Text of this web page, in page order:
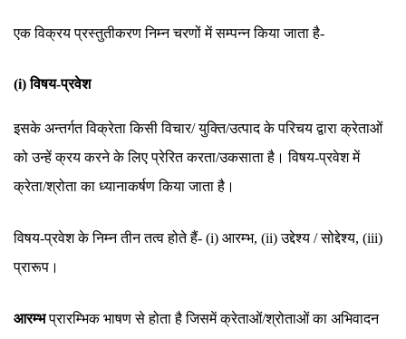
एक विक्रय प्रस्तुतीकरण निम्न चरणों में सम्पन्न किया जाता है-
(i) विषय-प्रवेश
इसके अन्तर्गत विक्रेता किसी विचार/ युक्ति/उत्पाद के परिचय द्वारा क्रेताओं
को उन्हें क्रय करने के लिए प्रेरित करता/उकसाता है। विषय-प्रवेश में
क्रेता/श्रोता का ध्यानाकर्षण किया जाता है।
विषय-प्रवेश के निम्न तीन तत्व होते हैं- (i) आरम्भ, (ii) उद्देश्य / सोद्देश्य, (iii)
प्रारूप।
आरम्भप्रारम्भिक भाषण से होता है जिसमें क्रेताओं/श्रोताओं का अभिवादन